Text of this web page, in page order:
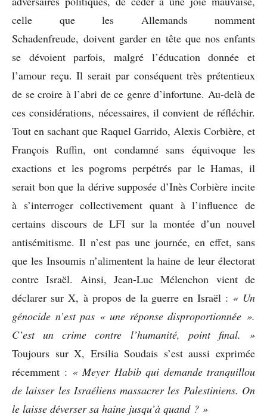
celle que les Allemands nomment
Schadenfreude, doivent garder en tête que nos enfants
se dévoient parfois, malgré l’éducation donnée et
l’amour reçu. Il serait par conséquent très prétentieux
de se croire à l’abri de ce genre d’infortune. Au-delà de
ces considérations, nécessaires, il convient de réfléchir.
Tout en sachant que Raquel Garrido, Alexis Corbière, et
François Ruffin, ont condamné sans équivoque les
exactions et les pogroms perpétrés par le Hamas, il
serait bon que la dérive supposée d’Inès Corbière incite
à s’interroger collectivement quant à l’influence de
certains discours de LFI sur la montée d’un nouvel
antisémitisme. Il n’est pas une journée, en effet, sans
que les Insoumis n’alimentent la haine de leur électorat
contre Israël. Ainsi, Jean-Luc Mélenchon vient de
déclarer sur X, à propos de la guerre en Israël : « Un
génocide n’est pas « une réponse disproportionnée ».
C’est un crime contre l’humanité, point final. »
Toujours sur X, Ersilia Soudais s’est aussi exprimée
récemment : « Meyer Habib qui demande tranquillou
de laisser les Israéliens massacrer les Palestiniens. On
le laisse déverser sa haine jusqu’à quand ? »